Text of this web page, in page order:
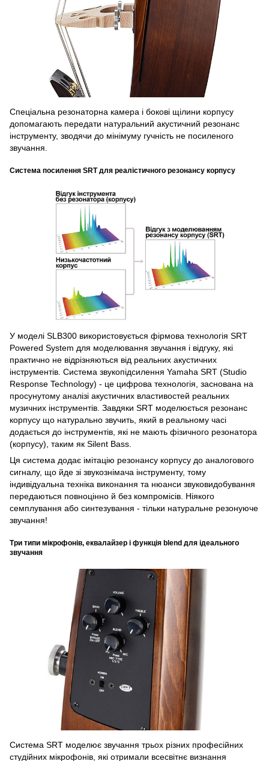
Спеціальна резонаторна камера і бокові щілини корпусу
допомагають передати натуральний акустичний резонанс
інструменту, зводячи до мінімуму гучність не посиленого
звучання.
Система посилення SRT для реалістичного резонансу корпусу
У моделі SLB300 використовується фірмова технологія SRT
Powered System для моделювання звучання і відгуку, які
практично не відрізняються від реальних акустичних
інструментів. Система звукопідсилення Yamaha SRT (Studio
Response Technology) - це цифрова технологія, заснована на
просунутому аналізі акустичних властивостей реальних
музичних інструментів. Завдяки SRT моделюється резонанс
корпусу що натурально звучить, який в реальному часі
додається до інструментів, які не мають фізичного резонатора
(корпусу), таким як Silent Bass.
Ця система додає імітацію резонансу корпусу до аналогового
сигналу, що йде зі звукознімача інструменту, тому
індивідуальна техніка виконання та нюанси звуковидобування
передаються повноцінно й без компромісів. Ніякого
семплування або синтезування - тільки натуральне резонуюче
звучання!
Три типи мікрофонів, еквалайзер і функція blend для ідеального
звучання
Система SRT моделює звучання трьох різних професійних
студійних мікрофонів, які отримали всесвітнє визнання